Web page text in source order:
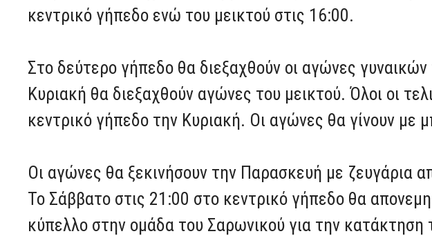
κεντρικό γήπεδο ενώ του μεικτού στις 16:00.
Στο δεύτερο γήπεδο θα διεξαχθούν οι αγώνες
Κυριακή θα διεξαχθούν αγώνες του μεικτού. Όλοι οι
κεντρικό γήπεδο την Κυριακή. Οι αγώνες θα γίνουν με
Οι αγώνες θα ξεκινήσουν την Παρασκευή με ζευγάρια
Το Σάββατο στις 21:00 στο κεντρικό γήπεδο θα
κύπελλο στην ομάδα του Σαρωνικού για την